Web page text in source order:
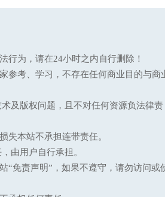
行为，请在24小时之内自行删除！
参考、学习，不存在任何商业目的与商
及版权问题，且不对任何资源负法律责
失本站不承担连带责任。
由用户自行承担。
“免责声明”，如果不遵守，请勿访问或